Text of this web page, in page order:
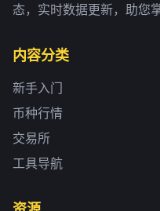
态，实时数据更新，助您
内容分类
新手入门
币种行情
交易所
工具导航